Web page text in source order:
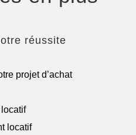
réussite
projet d’achat
locatif